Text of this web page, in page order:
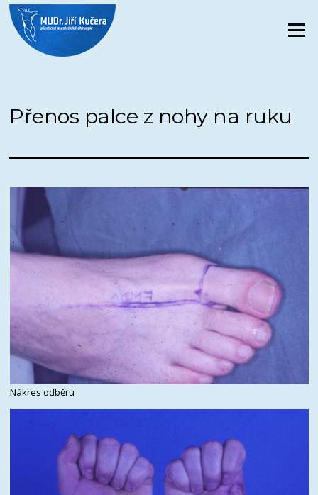
Přeskočit
obsah
Menu
Přenos palce z nohy na ruku
Nákres odběru